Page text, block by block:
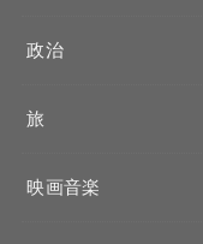
政治
旅
映画音楽